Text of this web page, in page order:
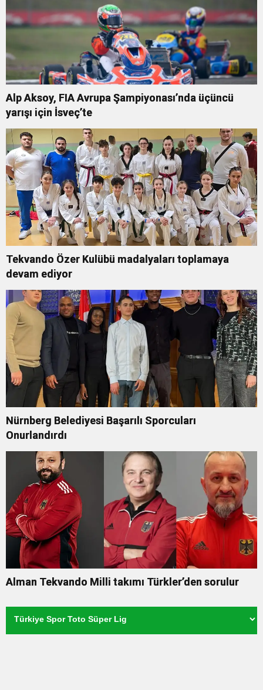
Alp Aksoy, FIA Avrupa Şampiyonası’nda üçüncü
yarışı için İsveç’te
Tekvando Özer Kulübü madalyaları toplamaya
devam ediyor
Nürnberg Belediyesi Başarılı Sporcuları
Onurlandırdı
Alman Tekvando Milli takımı Türkler’den sorulur